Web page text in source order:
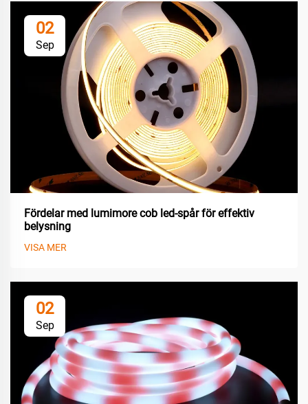
02
Sep
Fördelar med lumimore cob led-spår för effektiv
belysning
VISA MER
02
Sep